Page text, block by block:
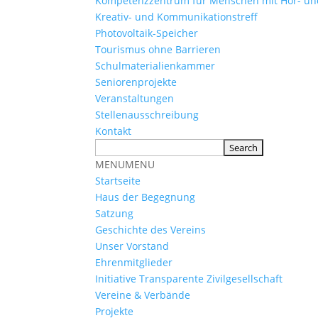
Kreativ- und Kommunikationstreff
Photovoltaik-Speicher
Tourismus ohne Barrieren
Schulmaterialienkammer
Seniorenprojekte
Veranstaltungen
Stellenausschreibung
Kontakt
MENUMENU
Startseite
Haus der Begegnung
Satzung
Geschichte des Vereins
Unser Vorstand
Ehrenmitglieder
Initiative Transparente Zivilgesellschaft
Vereine & Verbände
Projekte